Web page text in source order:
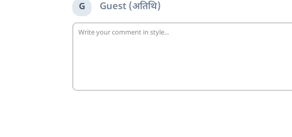
G Guest (अतिथि)